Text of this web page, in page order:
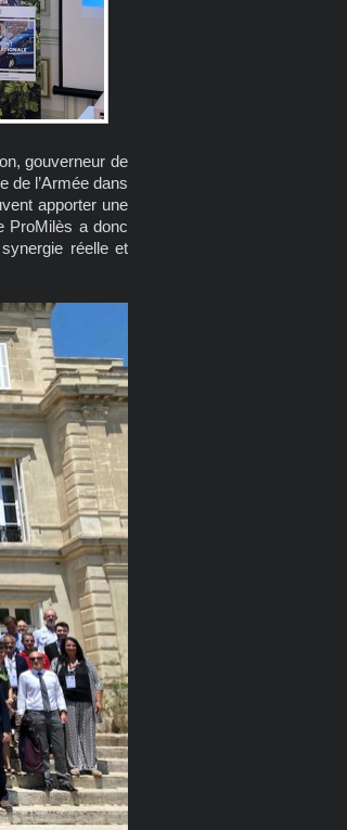
gouverneur de
de l’Armée dans
apporter une
ProMilès a donc
réelle et